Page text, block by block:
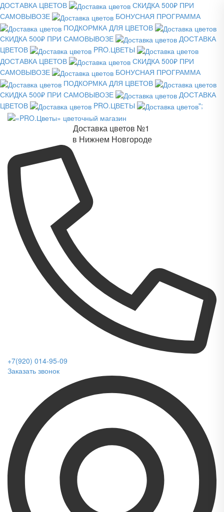
ДОСТАВКА ЦВЕТОВ
СКИДКА 500₽ ПРИ
САМОВЫВОЗЕ
БОНУСНАЯ ПРОГРАММА
ПОДКОРМКА ДЛЯ ЦВЕТОВ
СКИДКА 500₽ ПРИ САМОВЫВОЗЕ
ДОСТАВКА
ЦВЕТОВ
PRO.ЦВЕТЫ
ДОСТАВКА ЦВЕТОВ
СКИДКА 500₽ ПРИ
САМОВЫВОЗЕ
БОНУСНАЯ ПРОГРАММА
ПОДКОРМКА ДЛЯ ЦВЕТОВ
СКИДКА 500₽ ПРИ САМОВЫВОЗЕ
ДОСТАВКА
ЦВЕТОВ
PRO.ЦВЕТЫ ";
Доставка цветов №1
в Нижнем Новгороде
+7(920) 014-95-09
Заказать звонок